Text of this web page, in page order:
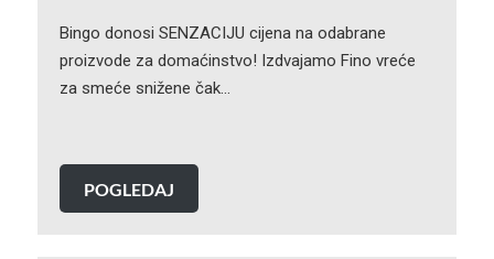
Bingo donosi SENZACIJU cijena na odabrane
proizvode za domaćinstvo! Izdvajamo Fino vreće
za smeće snižene čak…
POGLEDAJ